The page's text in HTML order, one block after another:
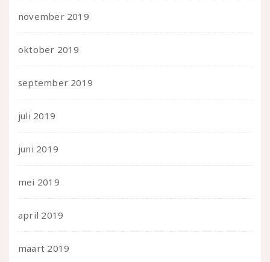
november 2019
oktober 2019
september 2019
juli 2019
juni 2019
mei 2019
april 2019
maart 2019